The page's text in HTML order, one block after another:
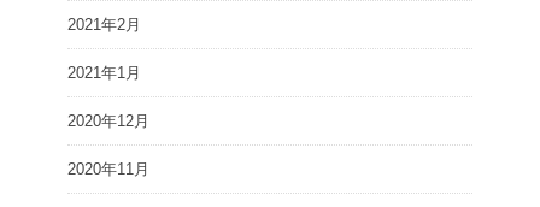
2021年2月
2021年1月
2020年12月
2020年11月